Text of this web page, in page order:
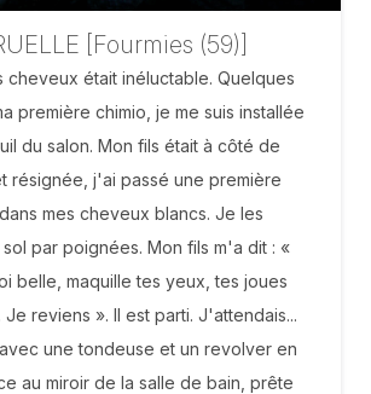
[Fourmies (59)]
cheveux était inéluctable. Quelques
première chimio, je me suis installée
du salon. Mon fils était à côté de
résignée, j'ai passé une première
mes cheveux blancs. Je les
sol par poignées. Mon fils m'a dit : «
belle, maquille tes yeux, tes joues
reviens ». Il est parti. J'attendais...
une tondeuse et un revolver en
au miroir de la salle de bain, prête